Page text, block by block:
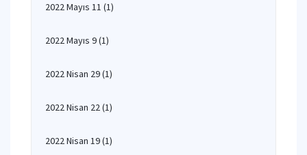
2022 Mayıs 11 (1)
2022 Mayıs 9(1)
2022 Nisan 29(1)
2022 Nisan 22(1)
2022 Nisan 19(1)